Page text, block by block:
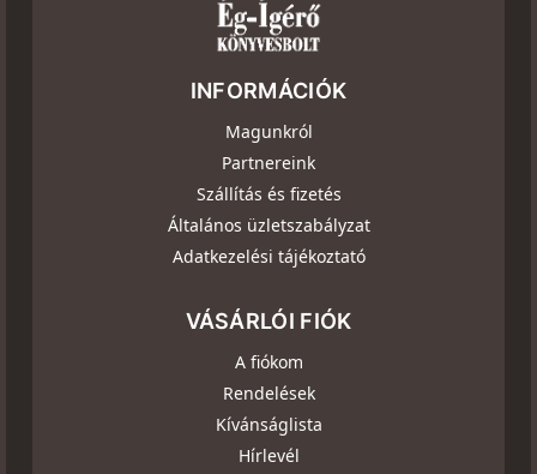
INFORMÁCIÓK
Magunkról
Partnereink
Szállítás és fizetés
Általános üzletszabályzat
Adatkezelési tájékoztató
VÁSÁRLÓI FIÓK
A fiókom
Rendelések
Kívánságlista
Hírlevél